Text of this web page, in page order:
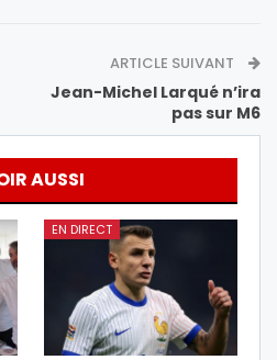
ARTICLE SUIVANT
Jean-Michel Larqué n’ira
pas sur M6
AUSSI
EN DIRECT